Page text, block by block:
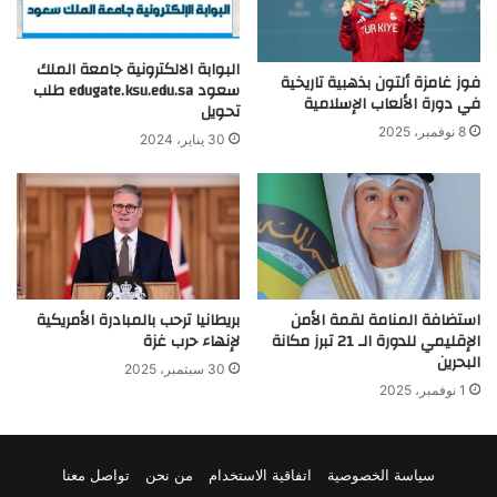
فوز غامزة ألتون بذهبية تاريخية
في دورة الألعاب الإسلامية
8 نوفمبر، 2025
البوابة الالكترونية جامعة الملك
سعود edugate.ksu.edu.sa طلب
تحويل
30 يناير، 2024
استضافة المنامة لقمة الأمن
الإقليمي للدورة الـ 21 تبرز مكانة
البحرين
1 نوفمبر، 2025
بريطانيا ترحب بالمبادرة الأمريكية
لإنهاء حرب غزة
30 سبتمبر، 2025
سياسة الخصوصية اتفاقية الاستخدام من نحن تواصل معنا